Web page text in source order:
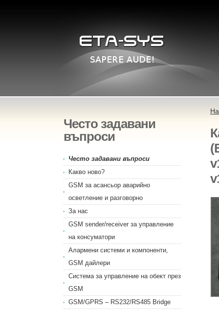
Често задавани
въпроси
Често задавани въпроси
Какво ново?
GSM за асансьор аварийно
осветление и разговорно
За нас
GSM sender/receiver за управление
на консуматори
Алармени системи и компоненти,
GSM дайлери
Система за управление на обект през
GSM
GSM/GPRS – RS232/RS485 Bridge